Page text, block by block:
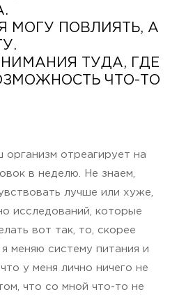
МОГУ ПОВЛИЯТЬ, А
ТУДА, ГДЕ
ЧТО-ТО
отреагирует на
в неделю. Не знаем,
лучше или хуже,
исследований, которые
вот так, то, скорее
меняю систему питания и
у меня лично ничего не
что со мной что-то не